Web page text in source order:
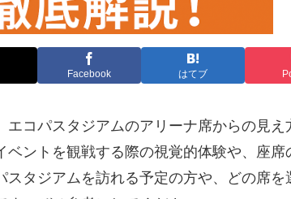
Facebook はてブ
エコパスタジアムのアリーナ席からの見え
ベントを観戦する際の視覚的体験や、座
スタジアムを訪れる予定の方や、どの席